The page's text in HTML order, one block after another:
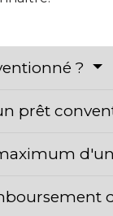
?
prêt